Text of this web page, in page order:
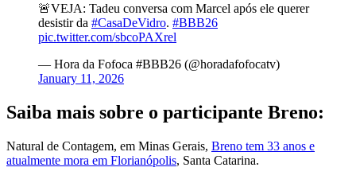
🚨VEJA: Tadeu conversa com Marcel após ele querer
desistir da #CasaDeVidro. #BBB26
pic.twitter.com/sbcoPAXrel
— Hora da Fofoca #BBB26 (@horadafofocatv)
January 11, 2026
Saiba mais sobre o participante Breno:
Natural de Contagem, em Minas Gerais, Breno tem 33 anos e
atualmente mora em Florianópolis, Santa Catarina.